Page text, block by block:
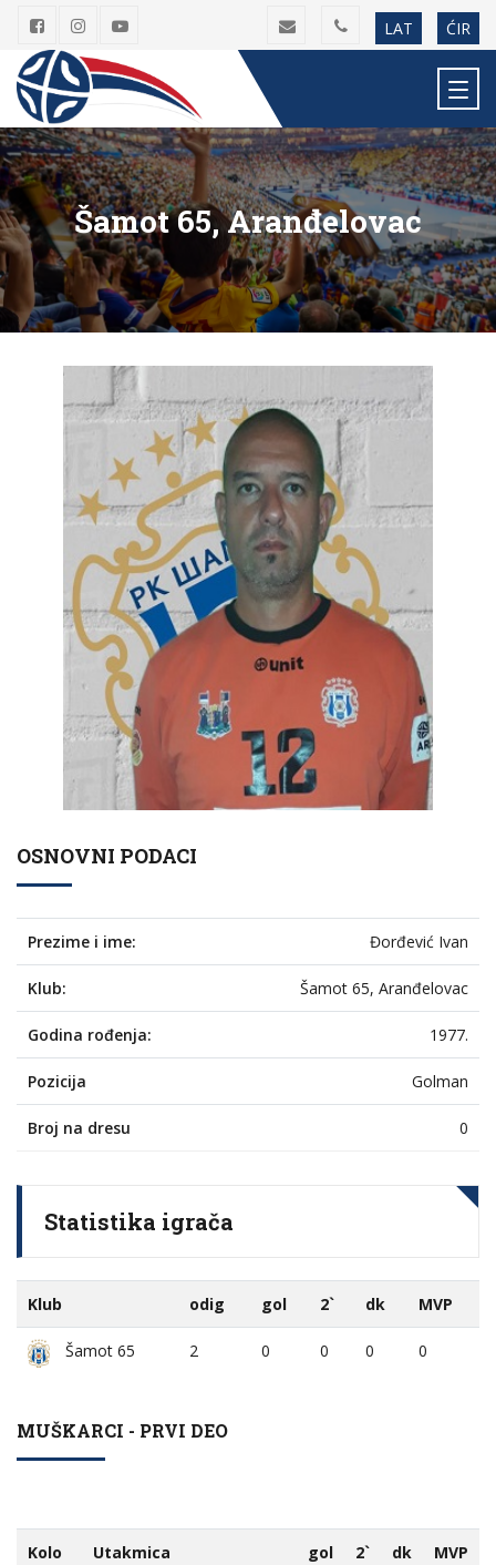
LAT ĆIR
Šamot 65, Aranđelovac
OSNOVNI PODACI
Prezime i ime: Đorđević Ivan
Klub: Šamot 65, Aranđelovac
Godina rođenja: 1977.
Pozicija Golman
Broj na dresu 0
Statistika igrača
Klub odig gol 2` dk MVP
Šamot 65 2 0 0 0 0
MUŠKARCI - PRVI DEO
Kolo Utakmica gol 2` dk MVP